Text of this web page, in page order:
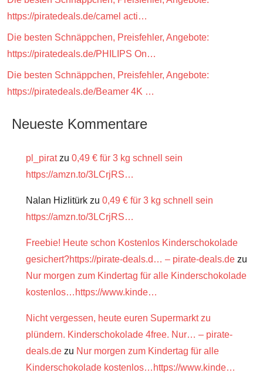
https://piratedeals.de/camel acti…
Die besten Schnäppchen, Preisfehler, Angebote:
https://piratedeals.de/PHILIPS On…
Die besten Schnäppchen, Preisfehler, Angebote:
https://piratedeals.de/Beamer 4K …
Neueste Kommentare
pl_piratzu 0,49 € für 3 kg schnell sein
https://amzn.to/3LCrjRS…
Nalan Hizlitürk zu 0,49 € für 3 kg schnell sein
https://amzn.to/3LCrjRS…
Freebie! Heute schon Kostenlos Kinderschokolade
gesichert?https://pirate-deals.d… – pirate-deals.de zu
Nur morgen zum Kindertag für alle Kinderschokolade
kostenlos…https://www.kinde…
Nicht vergessen, heute euren Supermarkt zu
plündern. Kinderschokolade 4free. Nur… – pirate-
deals.de zu Nur morgen zum Kindertag für alle
Kinderschokolade kostenlos…https://www.kinde…